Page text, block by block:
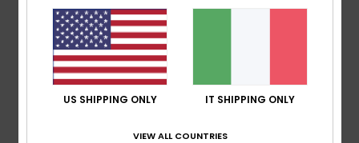
per laptop
Altro:riporre oggetti asciutti/bagnati, riporre gli
asciugamani, tasca per bottiglie, attacchi per cinghia
anteriore
Dimensioni:51 x 28 x 26 cm
US SHIPPING ONLY IT SHIPPING ONLY
VIEW ALL COUNTRIES